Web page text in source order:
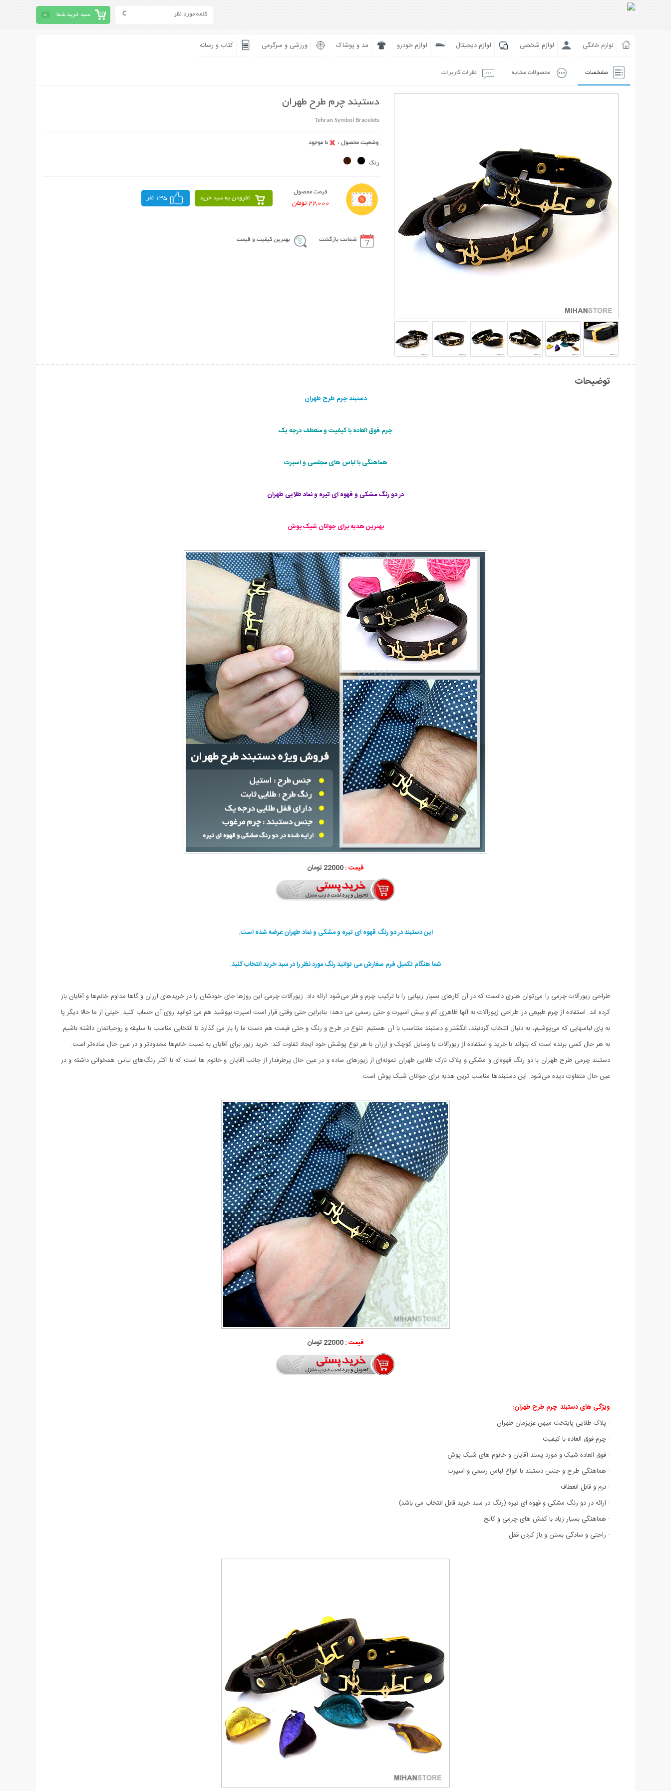
سبد خرید شما 0
لوازم خانگی لوازم شخصی لوازم دیجیتال لوازم خودرو مد و پوشاک ورزشی و سرگرمی کتاب و رسانه
مشخصات محصولات مشابه نظرات کاربرات
دستبند چرم طرح طهران
Tehran Symbol Bracelets
رنگ
قیمت محصول
22,000 تومان
افزودن به سبد خرید 135 نفر
ضمانت بازگشت بهترین کیفیت و قیمت
توضیحات
دستبند چرم طرح طهران
چرم فوق العاده با کیفیت و منعطف درجه یک
هماهنگی با لباس های مجلسی و اسپرت
در دو رنگ مشکی و قهوه ای تیره و نماد طلایی طهران
بهترین هدیه برای جوانان شیک پوش
قیمت :22000 تومان
این دستبند در دو رنگ قهوه ای تیره و مشکی و نماد طهران عرضه شده است.
شما هنگام تکمیل فرم سفارش می توانید رنگ مورد نظر را در سبد خرید انتخاب کنید.
طراحی زیورآلات چرمی را می‌توان هنری دانست که در آن کارهای بسیار زیبایی را با ترکیب چرم و فلز می‌شود ارائه داد. زیورآلات چرمی این روزها جای خودشان را در خریدهای ارزان و گاها مداوم خانم‌ها و آقایان باز
کرده اند. استفاده از چرم طبیعی در طراحی زیورآلات به آنها ظاهری کم و بیش اسپرت و حتی رسمی می دهد؛ بنابراین حتی وقتی قرار است اسپرت بپوشید هم می توانید روی آن حساب کنید. خیلی از ما حالا دیگر پا
به پای لباسهایی که می‌پوشیم، به دنبال انتخاب گردنبند، انگشتر و دستبند متناسب با آن هستیم. تنوع در طرح و رنگ و حتی قیمت هم دست ما را باز می گذارد تا انتخابی مناسب با سلیقه و روحیاتمان داشته باشیم.
به هر حال کسی برنده است که بتواند با خرید‌ و استفاده از زیورآلات یا وسایل کوچک و ارزان با هر نوع پوشش خود ایجاد تفاوت کند. خرید زیور برای آقایان به نسبت خانم‌ها محدودتر و در عین حال ساده‌تر است.
دستبند چرمی طرح طهران با دو رنگ قهوه‌ای و مشکی و پلاک نازک طلایی طهران نمونه‌ای از زیورهای ساده و در عین حال پرطرفدار از جانب آقایان و خانوم ها است که با اکثر رنگ‌های لباس همخوانی داشته و در
عین حال متفاوت دیده می‌شود. این دستبندها مناسب ترین هدیه برای جوانان شیک پوش است.
قیمت :22000 تومان
ویژگی های دستبند چرم طرح طهران:
- پلاک طلایی پایتخت میهن عزیزمان طهران
- چرم فوق العاده با کیفیت
- فوق العاده شیک و مورد پسند آقایان و خانوم های شیک پوش
- هماهنگی طرح و جنس دستبند با انواع لباس رسمی و اسپرت
- نرم و قابل انعطاف
- ارائه در دو رنگ مشکی و قهوه ای تیره (رنگ در سبد خرید قابل انتخاب می باشد)
- هماهنگی بسیار زیاد با کفش های چرمی و کالج
- راحتی و سادگی بستن و باز کردن قفل